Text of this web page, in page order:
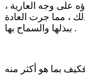
على وجه العارية ،
ذلك ، مما جرت العادة
ببذلها والسماح بها .